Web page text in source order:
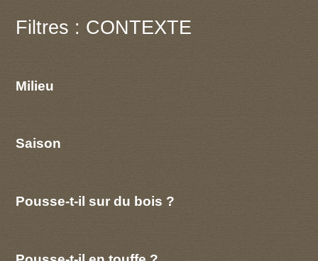
Filtres : CONTEXTE
Milieu
Saison
Pousse-t-il sur du bois ?